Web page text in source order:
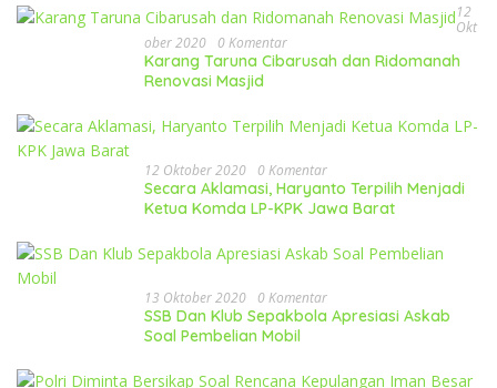
12
Okt
Ober 2020
0 Komentar
Karang Taruna Cibarusah dan Ridomanah
Renovasi Masjid
12 Oktober 2020 0 Komentar
Secara Aklamasi, Haryanto Terpilih Menjadi
Ketua Komda LP-KPK Jawa Barat
13 Oktober 2020 0 Komentar
SSB Dan Klub Sepakbola Apresiasi Askab
Soal Pembelian Mobil